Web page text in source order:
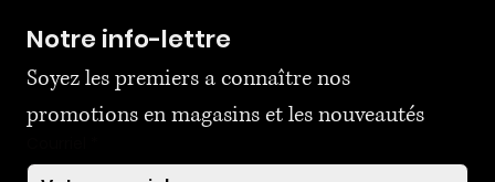
Notre info-lettre
Soyez les premiers a connaître nos
promotions en magasins et les nouveautés